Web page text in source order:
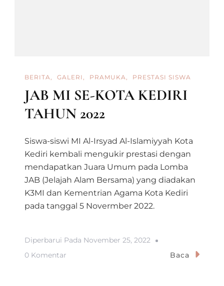
BERITA GALERI PRAMUKA PRESTASI SISWA
JAB MI SE-KOTA KEDIRI
TAHUN 2022
Siswa-siswi MI Al-Irsyad Al-Islamiyyah Kota
Kediri kembali mengukir prestasi dengan
mendapatkan Juara Umum pada Lomba
JAB (Jelajah Alam Bersama) yang diadakan
K3MI dan Kementrian Agama Kota Kediri
pada tanggal 5 Novermber 2022.
Diperbarui Pada November 25, 2022
0 Komentar
Baca